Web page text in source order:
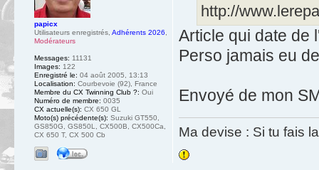
http://
Article qui date de
Perso jamais eu
Envoyé de mon
Ma devise : Si tu fais
papicx
Utilisateurs enregistrés Adhérents 2026
Modérateurs
Messages: 11131
Images: 122
Enregistré le: 04 août 2005, 13:13
Localisation: Courbevoie (92), France
Membre du CX Twinning Club ?: Oui
Numéro de membre: 0035
CX actuelle(s): CX 650 GL
Moto(s) précédente(s): Suzuki GT550,
GS850G, GS850L, CX500B, CX500Ca,
CX 650 T, CX 500 Cb